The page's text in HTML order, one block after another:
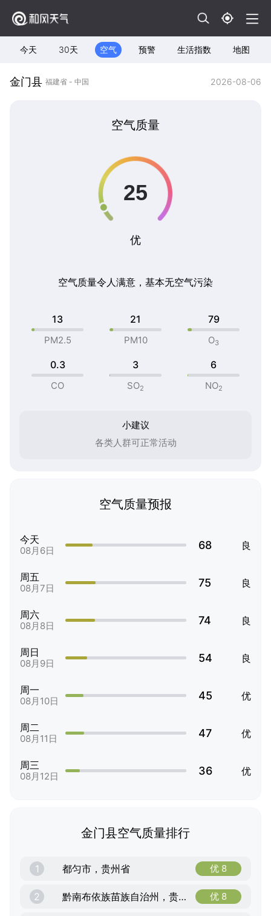
今天 30天 空气 预警 生活指数 地图
金门县 福建省 - 中国 2026-08-06
空气质量
优
空气质量令人满意，基本无空气污染
13
PM2.5
21
PM10
79
O3
0.3
CO
3
SO2
6
NO2
小建议
各类人群可正常活动
空气质量预报
今天
08月6日 68 良
周五
08月7日 75 良
周六
08月8日 74 良
周日
08月9日 54 良
周一
08月10日 45 优
周二
08月11日 47 优
周三
08月12日 36 优
金门县空气质量排行
1 都匀市，贵州省 优 8
2 黔南布依族苗族自治州，贵州省 优 8